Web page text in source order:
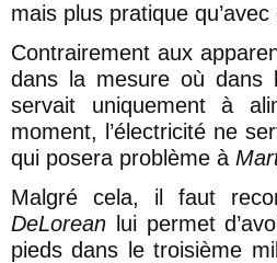
mais plus pratique
Contrairement aux
dans la mesure où dans
servait uniquement à
moment, l’électricité ne
qui posera problème à
Malgré cela, il faut
DeLorean lui permet
pieds dans le troisième